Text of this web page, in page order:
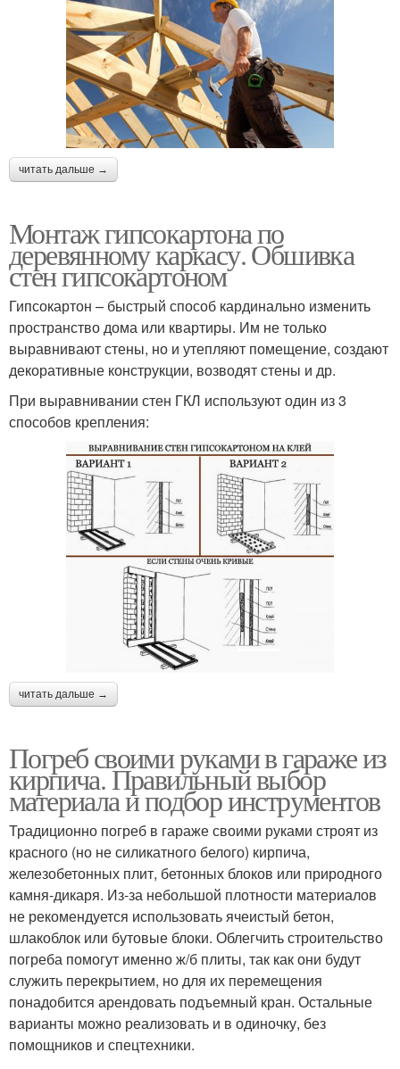
читать дальше →
Монтаж гипсокартона по
деревянному каркасу. Обшивка
стен гипсокартоном
Гипсокартон – быстрый способ кардинально изменить
пространство дома или квартиры. Им не только
выравнивают стены, но и утепляют помещение, создают
декоративные конструкции, возводят стены и др.
При выравнивании стен ГКЛ используют один из 3
способов крепления:
читать дальше →
Погреб своими руками в гараже из
кирпича. Правильный выбор
материала и подбор инструментов
Традиционно погреб в гараже своими руками строят из
красного (но не силикатного белого) кирпича,
железобетонных плит, бетонных блоков или природного
камня-дикаря. Из-за небольшой плотности материалов
не рекомендуется использовать ячеистый бетон,
шлакоблок или бутовые блоки. Облегчить строительство
погреба помогут именно ж/б плиты, так как они будут
служить перекрытием, но для их перемещения
понадобится арендовать подъемный кран. Остальные
варианты можно реализовать и в одиночку, без
помощников и спецтехники.